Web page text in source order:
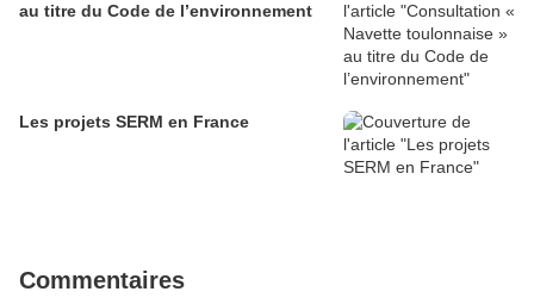
au titre du Code de l’environnement
Les projets SERM en France
Commentaires